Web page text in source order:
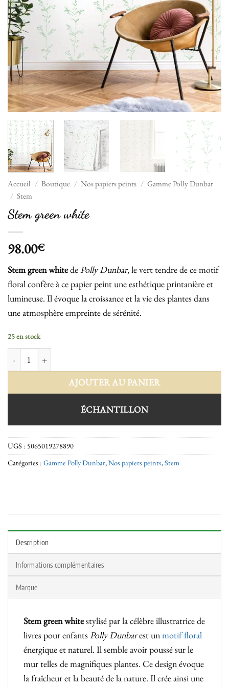
Accueil / Boutique / Nos papiers peints / Gamme Polly Dunbar
/ Stem
Stem green white
98.00€
Stem green whitede Polly Dunbar, le vert tendre de ce motif
floral confère à ce papier peint une esthétique printanière et
lumineuse. Il évoque la croissance et la vie des plantes dans
une atmosphère empreinte de sérénité.
25 en stock
AJOUTER AU PANIER
ÉCHANTILLON
UGS : 5065019278890
Catégories : Gamme Polly Dunbar,Nos papiers peints,Stem
Description
Informations complémentaires
Marque
Stem green whitestylisé par la célèbre illustratrice de
livres pour enfants Polly Dunbarest un motif floral
énergique et naturel. Il semble avoir poussé sur le
mur telles de magnifiques plantes. Ce design évoque
la fraîcheur et la beauté de la nature. Il crée ainsi une